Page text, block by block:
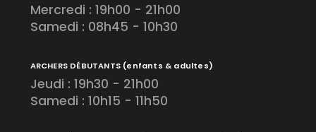
Mercredi : 19h00 - 21h00
Samedi : 08h45 - 10h30
ARCHERS DÉBUTANTS (enfants & adultes)
Jeudi : 19h30 - 21h00
Samedi : 10h15 - 11h50